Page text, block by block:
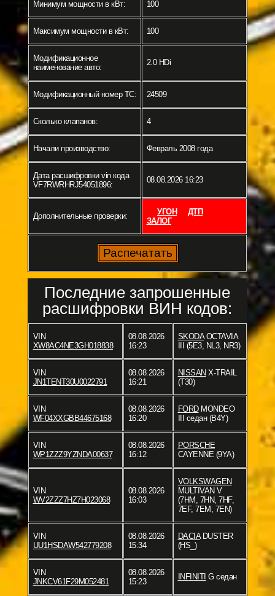
Минимум мощности в кВт: 100
Максимум мощности в кВт: 100
Модификационное
наименование авто:
2.0 HDi
Модификационный номер ТС: 24509
Сколько клапанов: 4
Начали производство: Февраль 2008 года
Дата расшифровки vin кода
VF7RWRHRJ54051896:
08.08.2026 16:23
Дополнительные проверки: УГОН
ДТП
ЗАЛОГ
Последние запрошенные
расшифровки ВИН кодов:
VIN
XW8AC4NE3GH018838
08.08.2026
16:23
SKODAOCTAVIA
III (5E3, NL3, NR3)
VIN
JN1TENT30U0022791
08.08.2026
16:21
NISSAN X-TRAIL
(T30)
VIN
WF04XXGBB44675168
08.08.2026
16:20
FORDMONDEO
III седан (B4Y)
VIN
WP1ZZZ9YZNDA00637
08.08.2026
16:12
PORSCHE
CAYENNE (9YA)
VIN
WV2ZZZ7HZ7H023068
08.08.2026
16:03
VOLKSWAGEN
MULTIVAN V
(7HM, 7HN, 7HF,
7EF, 7EM, 7EN)
VIN
UU1HSDAW542779208
08.08.2026
15:34
DACIADUSTER
(HS_)
VIN
JNKCV61F29M052481
08.08.2026
15:23
INFINITI G седан